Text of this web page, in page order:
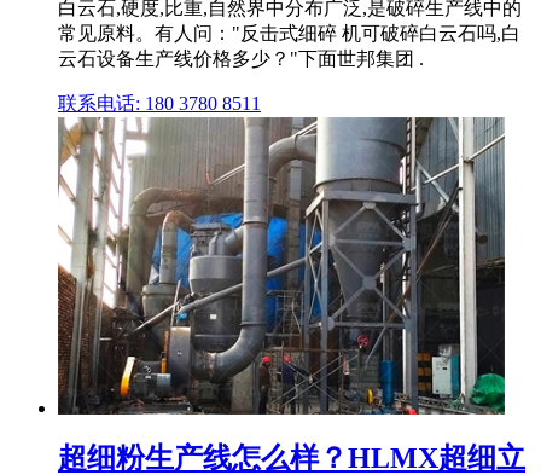
白云石,硬度,比重,自然界中分布广泛,是破碎生产线中的
常见原料。有人问："反击式细碎 机可破碎白云石吗,白
云石设备生产线价格多少？"下面世邦集团 .
联系电话: 180 3780 8511
超细粉生产线怎么样？HLMX超细立